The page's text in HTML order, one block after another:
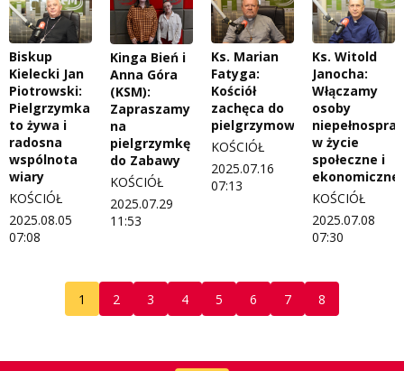
Biskup
Kielecki Jan
Piotrowski:
Pielgrzymka
to żywa i
radosna
wspólnota
wiary
KOŚCIÓŁ
2025.08.05
07:08
Kinga Bień i
Anna Góra
(KSM):
Zapraszamy
na
pielgrzymkę
do Zabawy
KOŚCIÓŁ
2025.07.29
11:53
Ks. Marian
Fatyga:
Kościół
zachęca do
pielgrzymowania
KOŚCIÓŁ
2025.07.16
07:13
Ks. Witold
Janocha:
Włączamy
osoby
w życie
społeczne i
ekonomiczne
KOŚCIÓŁ
2025.07.08
07:30
1 2 3 4 5 6 7 8